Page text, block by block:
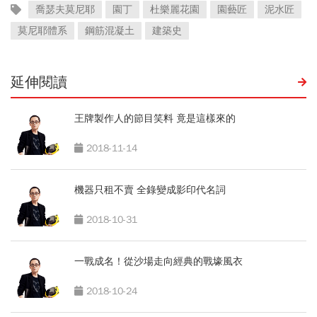
喬瑟夫莫尼耶 園丁 杜樂麗花園 園藝匠
泥水匠
莫尼耶體系
鋼筋混凝土 建築史
延伸閱讀
王牌製作人的節目笑料 竟是這樣來的
2018-11-14
機器只租不賣 全錄變成影印代名詞
2018-10-31
一戰成名！從沙場走向經典的戰壕風衣
2018-10-24